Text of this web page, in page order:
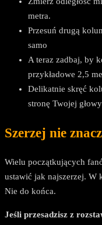
metra.
Przesuń drugą
samo
A teraz zadbaj, by
przykładowe 2,5
Delikatnie skręć
stronę Twojej
Szerzej nie
Wielu początkujących
ustawić jak najszerzej. W
Nie do końca.
Jeśli przesadzisz z